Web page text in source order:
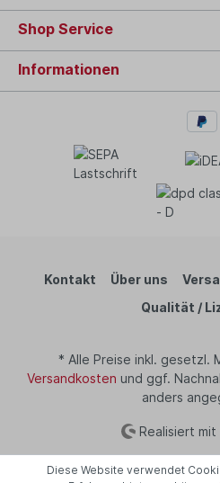
Shop Service
Informationen
Kontakt Über uns
Qualität /
* Alle Preise inkl. gesetzl.
Versandkosten und ggf.
anders
Realisiert
Diese Website verwendet